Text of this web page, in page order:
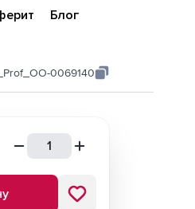
Блог
0069140